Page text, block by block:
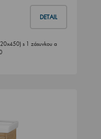
DETAIL
s 1 zásuvkou a